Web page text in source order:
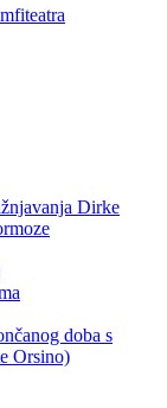
Dirke
doba s
Orsino)